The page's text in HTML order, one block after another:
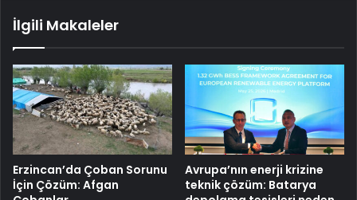
İlgili Makaleler
Erzincan’da Çoban Sorunu
İçin Çözüm: Afgan
Avrupa’nın enerji krizine
teknik çözüm: Batarya